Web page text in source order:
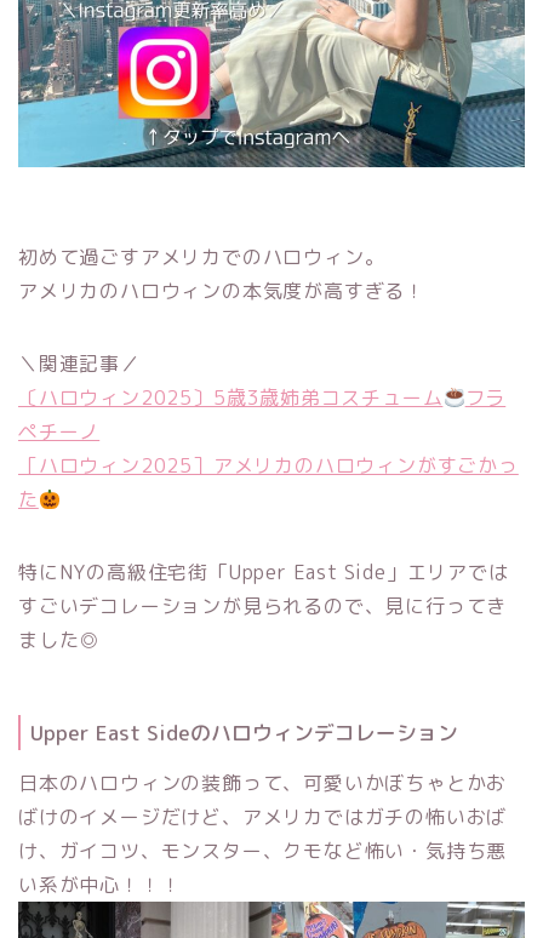
初めて過ごすアメリカでのハロウィン。
アメリカのハロウィンの本気度が高すぎる！
＼関連記事／
〔ハロウィン2025〕5歳3歳姉弟コスチューム
フラ
ペチーノ
［ハロウィン2025］アメリカのハロウィンがすごかっ
た
特にNYの高級住宅街「Upper East Side」エリアでは
すごいデコレーションが見られるので、見に行ってき
ました◎
Upper East Sideのハロウィンデコレーション
日本のハロウィンの装飾って、可愛いかぼちゃとかお
ばけのイメージだけど、アメリカではガチの怖いおば
け、ガイコツ、モンスター、クモなど怖い・気持ち悪
い系が中心！！！